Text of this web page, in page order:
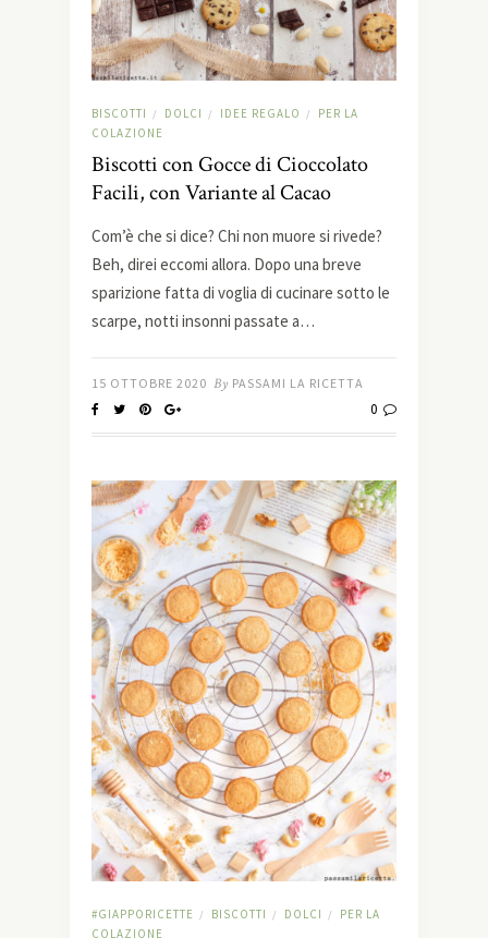
BISCOTTI / DOLCI / IDEE REGALO /
PER LA
COLAZIONE
Biscotti con Gocce di Cioccolato
Facili, con Variante al Cacao
Com’è che si dice? Chi non muore si rivede?
Beh, direi eccomi allora. Dopo una breve
sparizione fatta di voglia di cucinare sotto le
scarpe, notti insonni passate a…
15 OTTOBRE 2020 By PASSAMI LA RICETTA
0
#GIAPPORICETTE / BISCOTTI / DOLCI /
PER LA
COLAZIONE